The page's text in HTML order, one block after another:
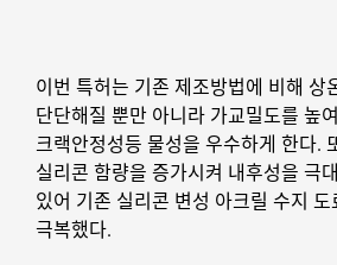
이번 특허는 기존 제조방법에 비해 상
단단해질 뿐만 아니라 가교밀도를 높
크랙안정성등 물성을 우수하게 한다.
실리콘 함량을 증가시켜 내후성을 극
있어 기존 실리콘 변성 아크릴 수지 도
극복했다.